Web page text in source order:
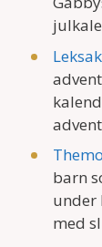
barn
under
med